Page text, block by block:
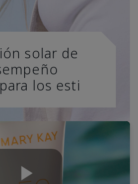
solar de
los esti